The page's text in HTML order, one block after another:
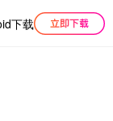
下载